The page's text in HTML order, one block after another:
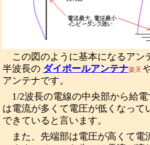
この図のように基本になるアン
半波長の ダイポールアンテナ楽天
アンテナです。
1/2波長の電線の中央部から給
は電流が多くて電圧が低くなって
できていると言います。
また、先端部は電圧が高くて電